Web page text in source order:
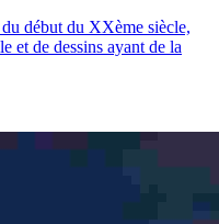
début du XXème siècle,
et de dessins ayant de la